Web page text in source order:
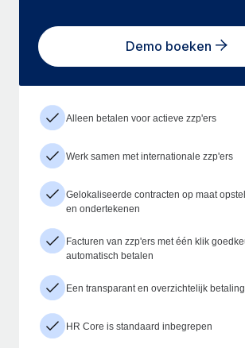
Demo boeken
Alleen betalen voor actieve zzp'ers
Werk samen met internationale zzp'ers
Gelokaliseerde contracten op maat
en ondertekenen
Facturen van zzp'ers met één klik
automatisch betalen
Een transparant en overzichtelijk
HR Core is standaard inbegrepen